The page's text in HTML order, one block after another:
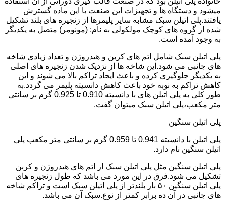
میشود و دستگاه ها و تجهیزات این صنعت با این ماده گسترش
یافتند.پلی اتیلن سبک مشابه سایر پلیمرها از زنجیره های بلند تشکیل
شده از گروه های کوچک مولکولی به نام: (مونومر) متصل به یکدیگر
به وجود آمده است.
پلی اتیلن سبک شامل اتم های کربن و هیدروژن و تعداد زیادی شاخه
های جانبی می شود.این شاخه ها از نزدیک شدن زنجیره های اصلی
به یکدیگر جلوگیری کرده و باعث ایجاد تراکم بالا می شوند و این
کاهش تراکم به نوبه خود باعث کاهش دانسیته پلیمر می گردد.به
طور کلی به پلی اتیلن های با دانسیته 0.910 تا 0.925 گرم بر سانتی
متر مکعب،پلی اتیلن سبک میتوان گفت.
پلی اتیلن سنگین
پلی اتیلن با دانسیته 0.941 تا 0.959 گرم بر سانتی متر مکعب پلی
اتیلن سنگین نام دارد.
پلی اتیلن سنگین مثل پلی اتیلن سبک از اتم های هیدروژن و کربن
تشکیل می شود.فرق در این مورد می باشد که طول زنجیره های
پلی اتیلن سنگین ۵۰ بار بلندتر از پلی اتیلن سبک است و تراکم شاخه
های جانبی در آن ده برابر کمتر از نوع.سبک آن می باشد.